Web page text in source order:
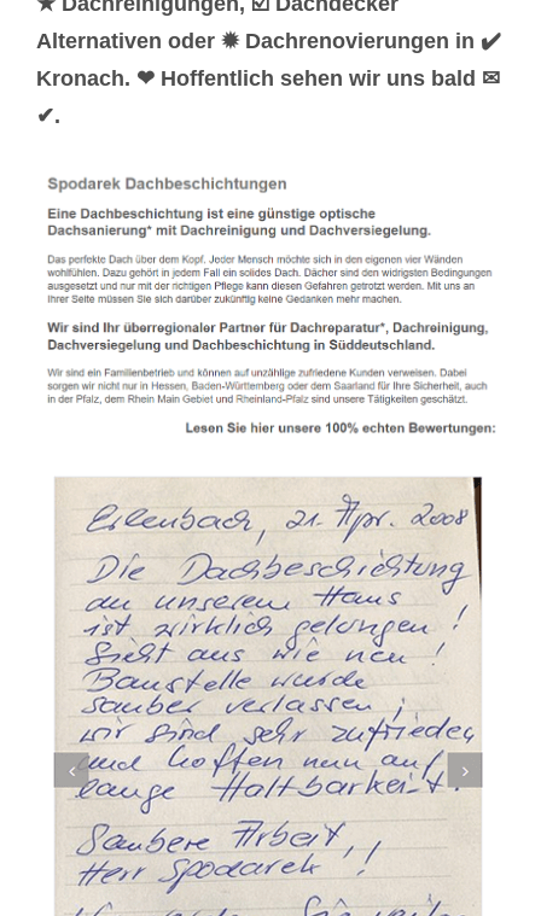
Alternativen oder ✹ Dachrenovierungen in ✔️
Kronach. ❤ Hoffentlich sehen wir uns bald ✉
✔.